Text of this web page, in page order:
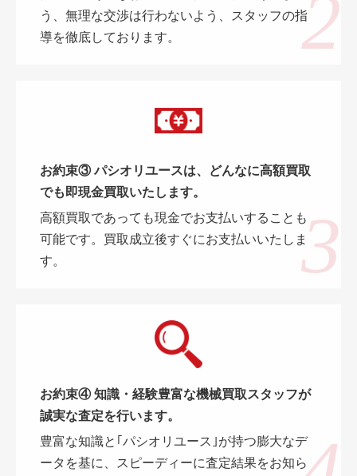
う、無理な交渉は行わないよう、スタッフの指
導を徹底しております。
お約束③ パシオリユースは、どんなに高額買取
でも即現金買取いたします。
高額買取であっても現金でお支払いすることも
可能です。買取成立後すぐにお支払いいたしま
す。
お約束④ 知識・経験豊富な機械買取スタッフが
誠実な査定を行います。
豊富な知識と｢パシオリユース｣が持つ膨大なデ
ータを基に、スピーディーに査定結果をお知ら